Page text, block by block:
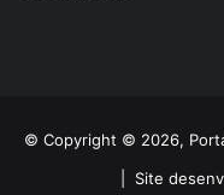
© Copyright © 2026,
Site